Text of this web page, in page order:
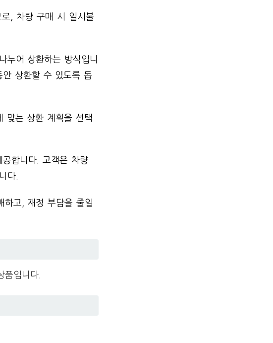
, 차량 구매 시 일시불
누어 상환하는 방식입니
상환할 수 있도록 돕
맞는 상환 계획을 선택
합니다. 고객은 차량
다.
하고, 재정 부담을 줄일
입니다.